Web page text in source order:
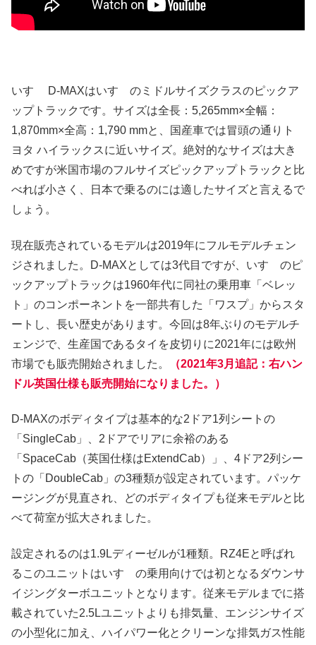
いすゞ D-MAXはいすゞのミドルサイズクラスのピックア
ップトラックです。サイズは全長：5,265mm×全幅：
1,870mm×全高：1,790 mmと、国産車では冒頭の通りト
ヨタ ハイラックスに近いサイズ。絶対的なサイズは大き
めですが米国市場のフルサイズピックアップトラックと比
べれば小さく、日本で乗るのには適したサイズと言えるで
しょう。
現在販売されているモデルは2019年にフルモデルチェン
ジされました。D-MAXとしては3代目ですが、いすゞのピ
ックアップトラックは1960年代に同社の乗用車「ベレッ
ト」のコンポーネントを一部共有した「ワスプ」からスタ
ートし、長い歴史があります。今回は8年ぶりのモデルチ
ェンジで、生産国であるタイを皮切りに2021年には欧州
市場でも販売開始されました。
（2021年3月追記：右ハン
ドル英国仕様も販売開始になりました。）
D-MAXのボディタイプは基本的な2ドア1列シートの
「SingleCab」、2ドアでリアに余裕のある
「SpaceCab（英国仕様はExtendCab）」、4ドア2列シー
トの「DoubleCab」の3種類が設定されています。パッケ
ージングが見直され、どのボディタイプも従来モデルと比
べて荷室が拡大されました。
設定されるのは1.9Lディーゼルが1種類。RZ4Eと呼ばれ
るこのユニットはいすゞの乗用向けでは初となるダウンサ
イジングターボユニットとなります。従来モデルまでに搭
載されていた2.5Lユニットよりも排気量、エンジンサイズ
の小型化に加え、ハイパワー化とクリーンな排気ガス性能